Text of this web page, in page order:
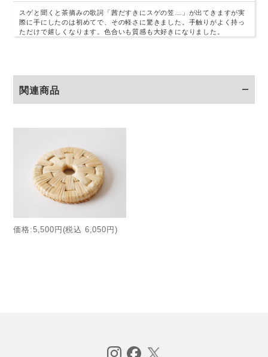
スゲと聞くと茶摘みの歌詞「茜だすきにスゲの笠…」が出てきますが実
際に手にしたのは初めてで、その軽さに驚きました。手触りがよく持っ
ただけで嬉しくなります。色合いも質感も大好きになりました。
関連商品
価格:5,500円(税込 6,050円)